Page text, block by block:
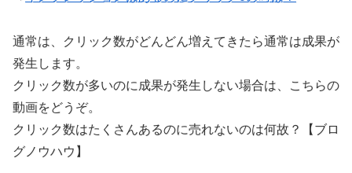
通常は、クリック数がどんどん増えてきたら通常は成果が
発生します。
クリック数が多いのに成果が発生しない場合は、こちらの
動画をどうぞ。
クリック数はたくさんあるのに売れないのは何故？【ブロ
グノウハウ】